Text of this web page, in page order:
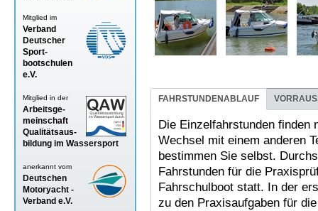
Mitglied im
Verband
Deutscher
Sport-
bootschulen
e.V.
Mitglied in der
Arbeitsge-
meinschaft
Qualitätsaus-
bildung im Wassersport
anerkannt vom
Deutschen
Motoryacht -
Verband e.V.
FAHRSTUNDENABLAUF
Die Einzelfahrstunden finden
Wechsel mit einem anderen
bestimmen Sie selbst.
Fahrstunden für die
Fahrschulboot statt. In der
zu den Praxisaufgaben für